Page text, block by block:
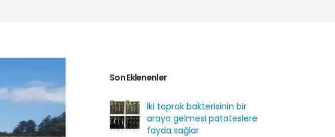
Son Eklenenler
İki toprak bakterisinin bir
araya gelmesi patateslere
fayda sağlar